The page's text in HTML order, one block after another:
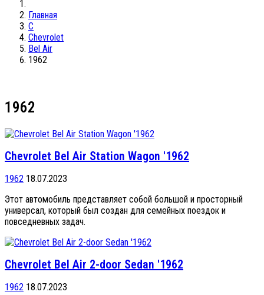
Главная
C
Chevrolet
Bel Air
1962
1962
Chevrolet Bel Air Station Wagon '1962
1962 18.07.2023
Этот автомобиль представляет собой большой и просторный
универсал, который был создан для семейных поездок и
повседневных задач.
Chevrolet Bel Air 2-door Sedan '1962
1962 18.07.2023